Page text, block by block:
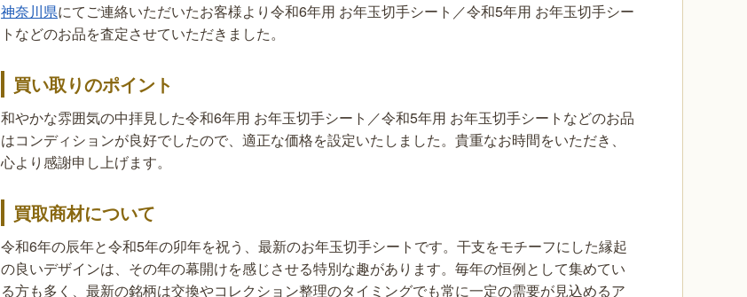
神奈川県にてご連絡いただいたお客様より令和6年用 お年玉切手シート／令和5年用 お年玉切手シー
トなどのお品を査定させていただきました。
買い取りのポイント
和やかな雰囲気の中拝見した令和6年用 お年玉切手シート／令和5年用 お年玉切手シートなどのお品
はコンディションが良好でしたので、適正な価格を設定いたしました。貴重なお時間をいただき、
心より感謝申し上げます。
買取商材について
令和6年の辰年と令和5年の卯年を祝う、最新のお年玉切手シートです。干支をモチーフにした縁起
の良いデザインは、その年の幕開けを感じさせる特別な趣があります。毎年の恒例として集めてい
る方も多く、最新の銘柄は交換やコレクション整理のタイミングでも常に一定の需要が見込めるア